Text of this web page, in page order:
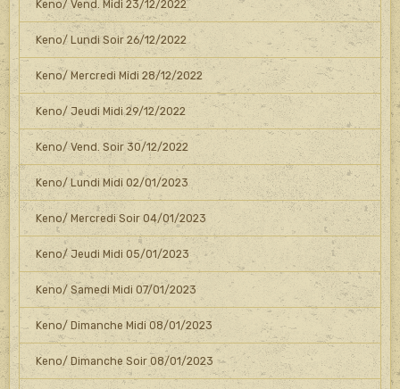
Keno/ Vend. Midi 23/12/2022
Keno/ Lundi Soir 26/12/2022
Keno/ Mercredi Midi 28/12/2022
Keno/ Jeudi Midi 29/12/2022
Keno/ Vend. Soir 30/12/2022
Keno/ Lundi Midi 02/01/2023
Keno/ Mercredi Soir 04/01/2023
Keno/ Jeudi Midi 05/01/2023
Keno/ Samedi Midi 07/01/2023
Keno/ Dimanche Midi 08/01/2023
Keno/ Dimanche Soir 08/01/2023